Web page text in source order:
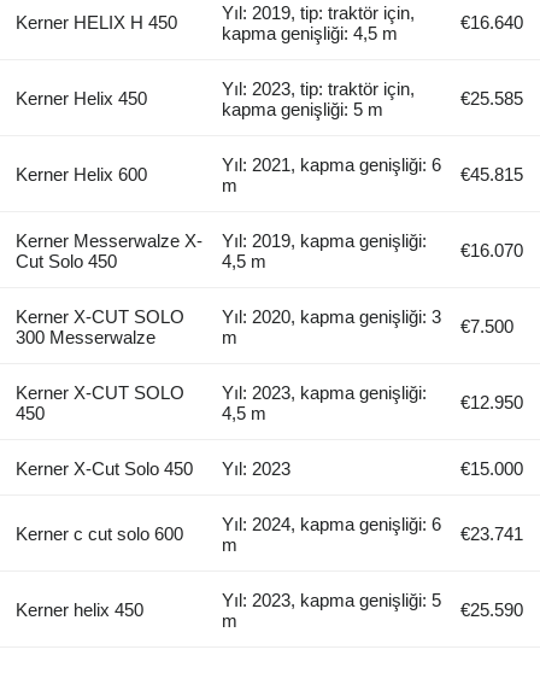
Kerner HELIX H 450
Yıl: 2019, tip: traktör için,
kapma genişliği: 4,5 m
€16.640
Kerner Helix 450
Yıl: 2023, tip: traktör için,
kapma genişliği: 5 m
€25.585
Kerner Helix 600
Yıl: 2021, kapma genişliği: 6
m
€45.815
Kerner Messerwalze X-
Cut Solo 450
Yıl: 2019, kapma genişliği:
4,5 m
€16.070
Kerner X-CUT SOLO
300 Messerwalze
Yıl: 2020, kapma genişliği: 3
m
€7.500
Kerner X-CUT SOLO
450
Yıl: 2023, kapma genişliği:
4,5 m
€12.950
Kerner X-Cut Solo 450 Yıl: 2023 €15.000
Kerner c cut solo 600
Yıl: 2024, kapma genişliği: 6
m
€23.741
Kerner helix 450
Yıl: 2023, kapma genişliği: 5
m
€25.590